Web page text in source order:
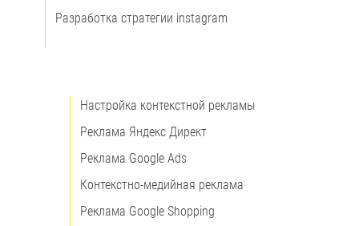
Разработка стратегии instagram
Настройка контекстной рекламы
Реклама Яндекс Директ
Реклама Google Ads
Контекстно-медийная реклама
Реклама Google Shopping